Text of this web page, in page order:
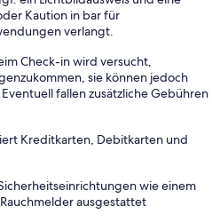
Kaution in bar für
verlangt.
Check-in wird versucht,
sie können jedoch
fallen zusätzliche Gebühren
Kreditkarten, Debitkarten und
wie einem
ausgestattet